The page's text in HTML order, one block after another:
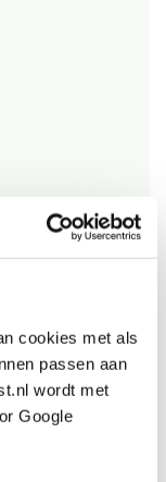
cookies met als
passen aan
wordt met
Google